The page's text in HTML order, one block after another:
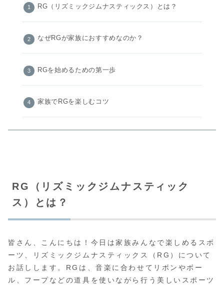
RG（リズミックジムナスティックス）とは？
なぜRGが家族におすすめなのか？
RGを始めるための第一歩
家族でRGを楽しむコツ
RG（リズミックジムナスティック
ス）とは？
皆さん、こんにちは！今日は家族みんなで楽しめるスポ
ーツ、リズミックジムナスティックス（RG）について
お話しします。RGは、音楽に合わせてリボンやボー
ル、フープなどの道具を使いながら行う美しいスポーツ